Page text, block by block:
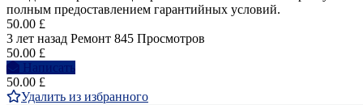
полным предоставлением гарантийных условий.
50.00 £
3 лет назад Ремонт 845 Просмотров
50.00 £
Написать
50.00 £
Удалить из избранного